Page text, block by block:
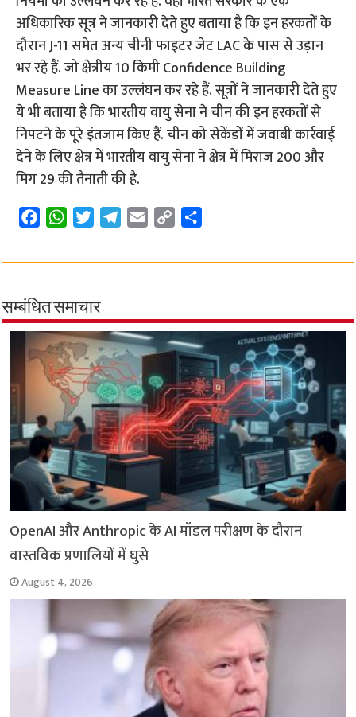
अधिकारिक सूत्र ने जानकारी देते हुए बताया है कि इन हरकतों के
दौरान J-11 समेत अन्य चीनी फाइटर जेट LAC के पास से उड़ान
भर रहे हैं. जो क्षेत्रीय 10 किमी Confidence Building
Measure Line का उल्लंघन कर रहे हैं. सूत्रों ने जानकारी देते हुए
ये भी बताया है कि भारतीय वायु सेना ने चीन की इन हरकतों से
निपटने के पूरे इंतजाम किए हैं. चीन को सेकेंडों में जवाबी कार्रवाई
देने के लिए क्षेत्र में भारतीय वायु सेना ने क्षेत्र में मिराज 200 और
मिग 29 की तैनाती की है.
c
b
o
o
k
W
a
s
A
p
p
i
t
e
r
l
r
a
m
a
p
i
n
k
a
सम्बंधित समाचार
OpenAI और Anthropic के AI मॉडल परीक्षण के दौरान
वास्तविक प्रणालियों में घुसे
August 4, 2026